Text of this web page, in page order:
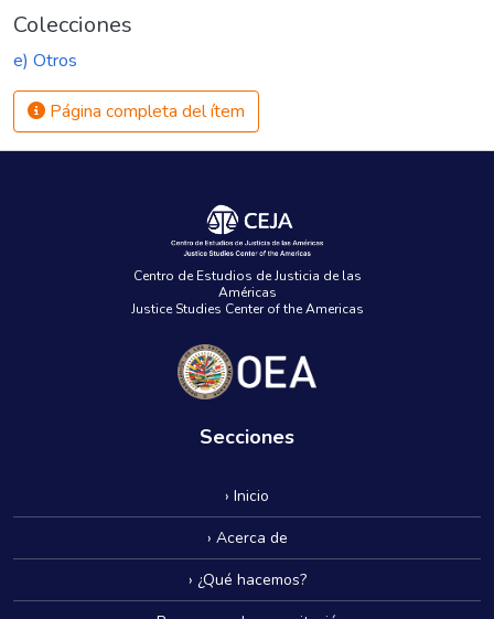
Colecciones
e) Otros
Página completa del ítem
Centro de Estudios de Justicia de las
Américas
Justice Studies Center of the Americas
Secciones
› Inicio
› Acerca de
› ¿Qué hacemos?